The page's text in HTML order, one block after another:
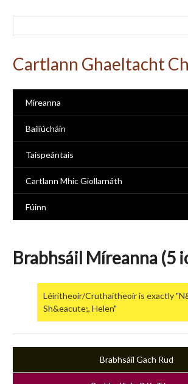
Cartlann Ghaeltacht
Míreanna
Bailiúcháin
Taispeántais
Cartlann Mhic Giollarnáth
Fúinn
Brabhsáil Míreanna (5
Léiritheoir/Cruthaitheoir is exactly
Sh&eacute;, Helen"
Brabhsáil Gach Rud